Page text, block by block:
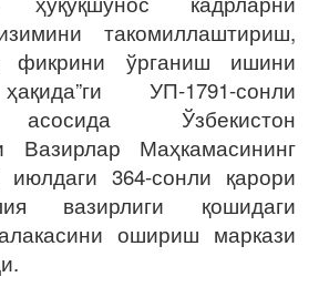
такомиллаштириш,
фикрини ўрганиш ишини
УП-1791-сонли
Ўзбекистон
Вазирлар Маҳкамасининг
364-сонли қарори
вазирлиги қошидаги
ошириш маркази